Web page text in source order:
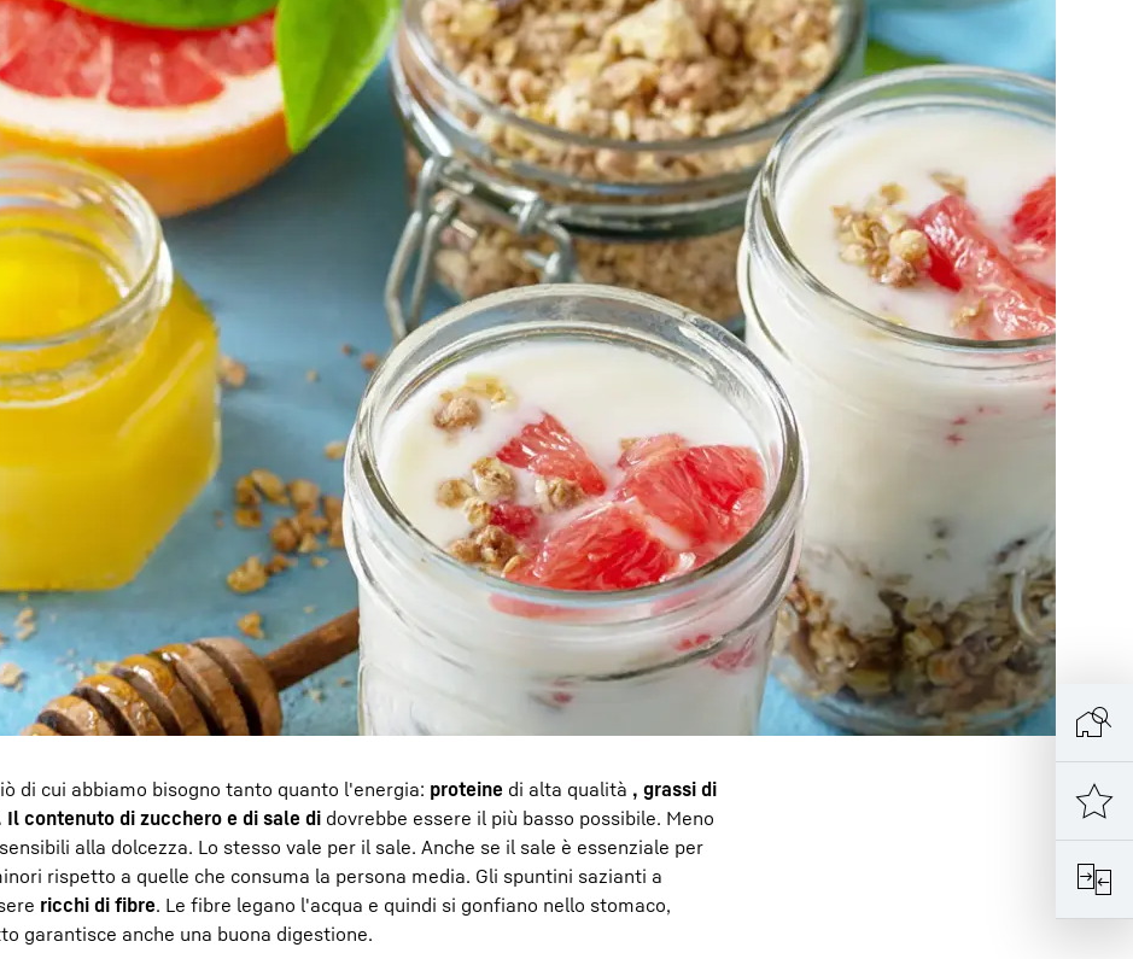
di cui abbiamo bisogno tanto quanto l'energia: proteine di alta qualità , grassi di
Il contenuto di zucchero e di sale di dovrebbe essere il più basso possibile. Meno
alla dolcezza. Lo stesso vale per il sale. Anche se il sale è essenziale per
rispetto a quelle che consuma la persona media. Gli spuntini sazianti a
ricchi di fibre. Le fibre legano l'acqua e quindi si gonfiano nello stomaco,
garantisce anche una buona digestione.